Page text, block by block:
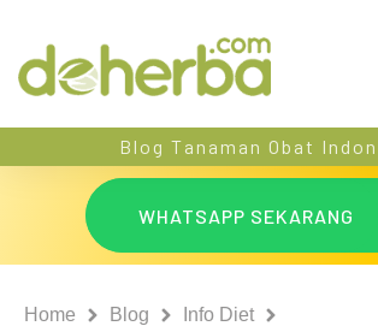
Blog Tanaman Obat
WHATSAPP SEKARANG
Home Blog
Info Diet